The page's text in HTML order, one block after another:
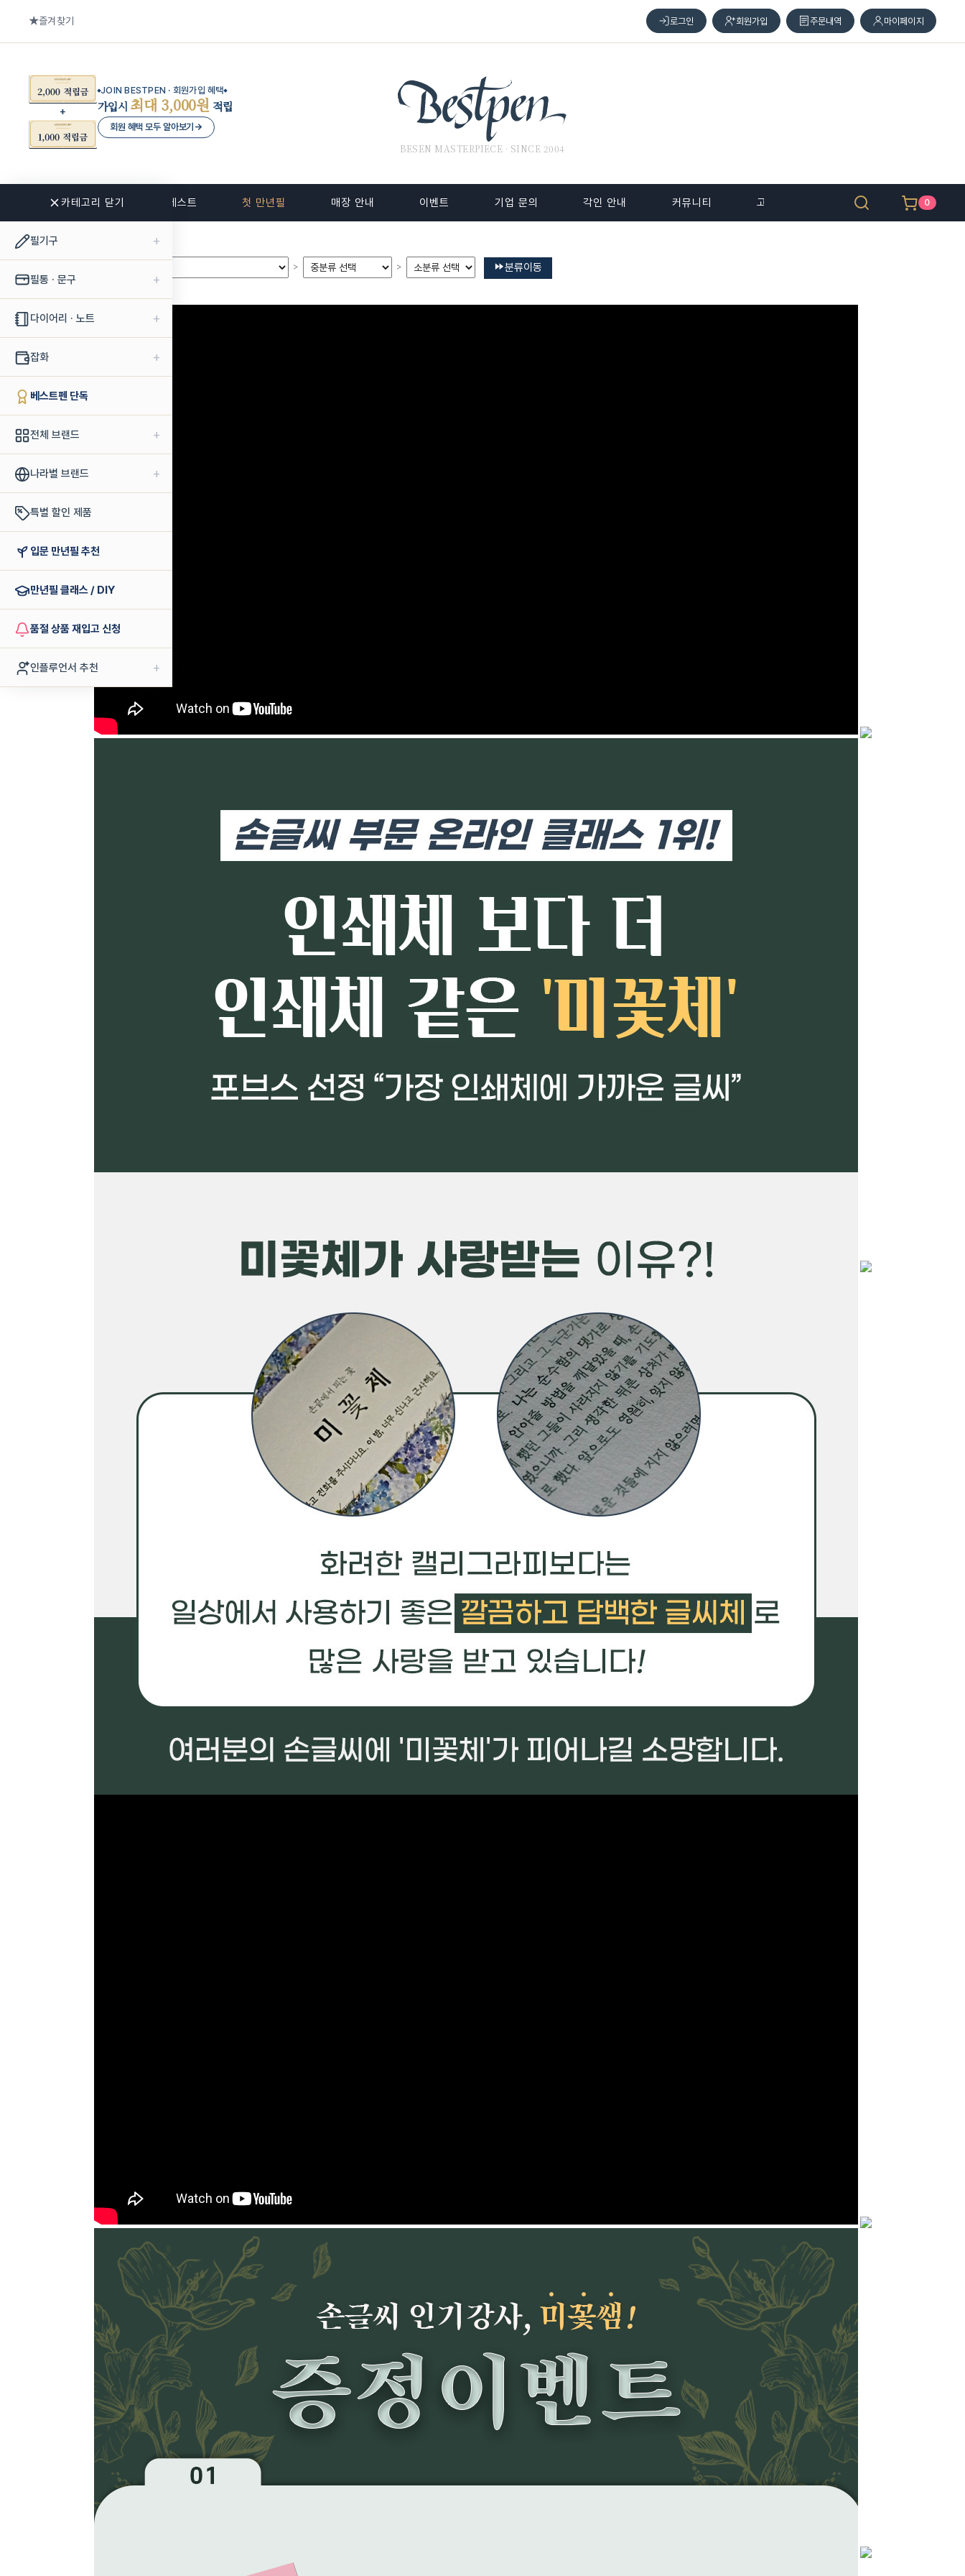
즐겨찾기
JOIN BESTPEN · 회원가입 혜택
가입시 최대 3,000원 적립
회원 혜택 모두 알아보기 →
로그인 회원가입 주문내역 마이페이지
BESEN MASTERPIECE · SINCE 2004
카테고리 닫기
필기구 +
필통 · 문구 +
다이어리 · 노트 +
잡화 +
베스트펜 단독
전체 브랜드 +
나라별 브랜드 +
특별 할인 제품
입문 만년필 추천
만년필 클래스 / DIY
품절 상품 재입고 신청
인플루언서 추천 +
신상품 베스트 첫 만년필 매장 안내 이벤트 기업 문의 각인 안내 커뮤니티 고객 센터 0
> > 분류이동